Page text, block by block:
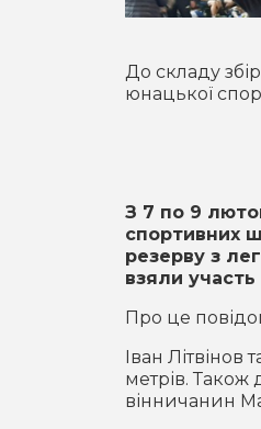
До складу
юнацької
З 7 по 9
спортивних
резерву з
взяли участь
Про це
Іван Літвінов
метрів.
вінничанин